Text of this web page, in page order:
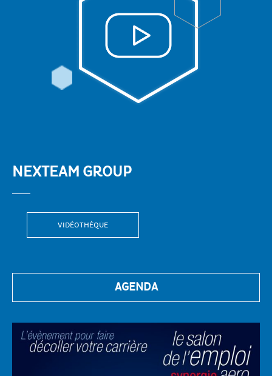
NEXTEAM GROUP
VIDÉOTHÈQUE
AGENDA